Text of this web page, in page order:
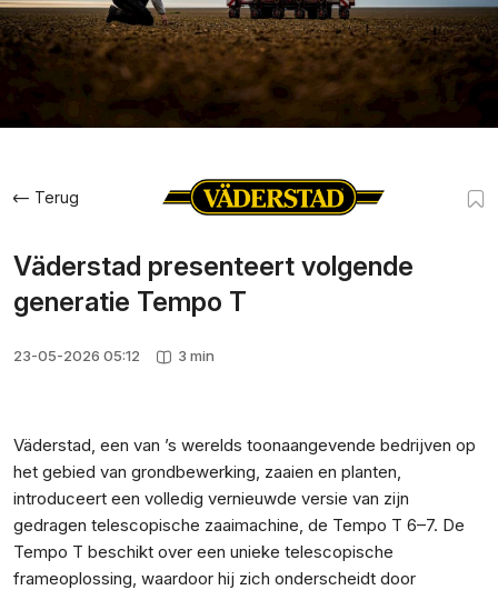
Terug
Väderstad presenteert volgende
generatie Tempo T
23-05-2026 05:12 3 min
Väderstad, een van ’s werelds toonaangevende bedrijven op
het gebied van grondbewerking, zaaien en planten,
introduceert een volledig vernieuwde versie van zijn
gedragen telescopische zaaimachine, de Tempo T 6–7. De
Tempo T beschikt over een unieke telescopische
frameoplossing, waardoor hij zich onderscheidt door